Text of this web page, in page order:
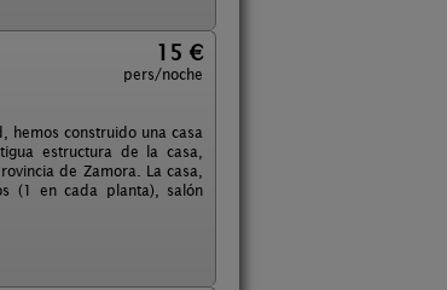
15 €
pers/noche
hemos construido una casa
estructura de la casa,
de Zamora. La casa,
(1 en cada planta), salón